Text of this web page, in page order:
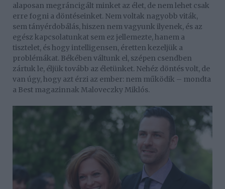
alaposan megráncigált minket az élet, de nem lehet csak
erre fogni a döntéseinket. Nem voltak nagyobb viták,
sem tányérdobálás, hiszen nem vagyunk ilyenek, és az
egész kapcsolatunkat sem ez jellemezte, hanem a
tisztelet, és hogy intelligensen, éretten kezeljük a
problémákat. Békében váltunk el, szépen csendben
zártuk le, éljük tovább az életünket. Nehéz döntés volt, de
van úgy, hogy azt érzi az ember: nem működik – mondta
a Best magazinnak Maloveczky Miklós.